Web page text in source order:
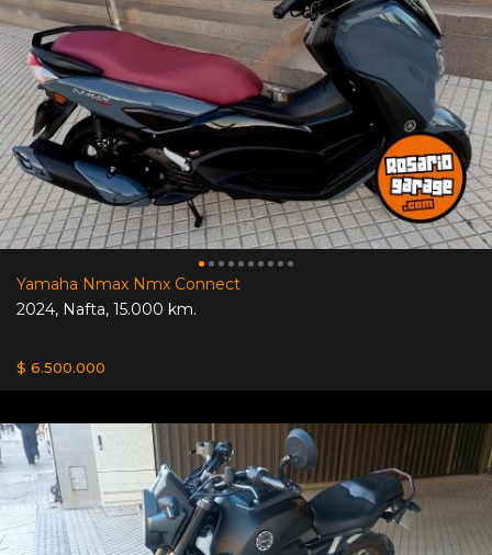
Yamaha Nmax Nmx Connect
2024, Nafta, 15.000 km.
$ 6.500.000